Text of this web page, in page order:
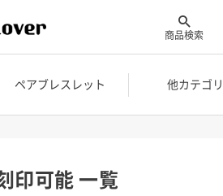
商品検索
ペアブレスレット 他カテゴリ
印可能 一覧